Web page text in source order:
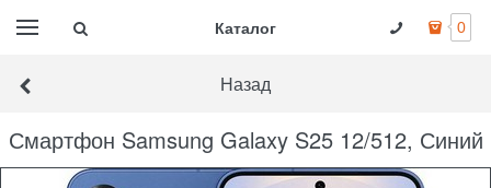
Каталог 0
Назад
Смартфон Samsung Galaxy S25 12/512, Синий